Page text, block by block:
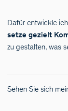
Dafür entwickle ich
setze gezielt
zu gestalten, was
Sehen Sie sich